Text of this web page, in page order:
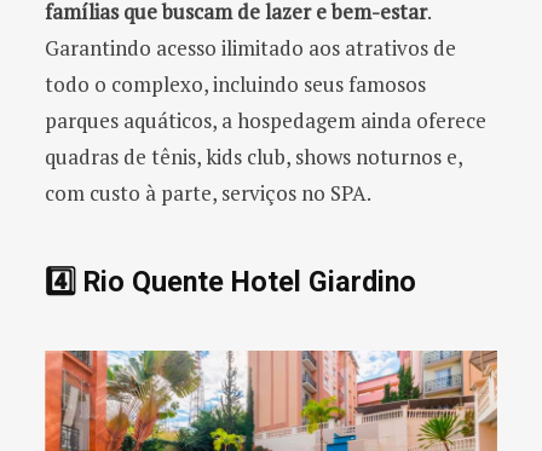
famílias que buscam de lazer e bem-estar.
Garantindo acesso ilimitado aos atrativos de
todo o complexo, incluindo seus famosos
parques aquáticos, a hospedagem ainda oferece
quadras de tênis, kids club, shows noturnos e,
com custo à parte, serviços no SPA.
4️⃣ Rio Quente Hotel Giardino